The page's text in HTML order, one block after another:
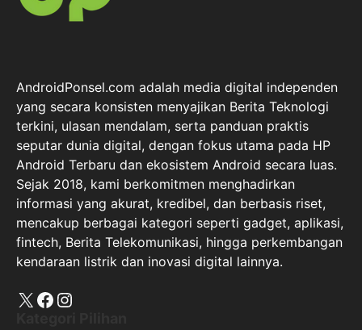
AndroidPonsel.com adalah media digital independen
yang secara konsisten menyajikan Berita Teknologi
terkini, ulasan mendalam, serta panduan praktis
seputar dunia digital, dengan fokus utama pada HP
Android Terbaru dan ekosistem Android secara luas.
Sejak 2018, kami berkomitmen menghadirkan
informasi yang akurat, kredibel, dan berbasis riset,
mencakup berbagai kategori seperti gadget, aplikasi,
fintech, Berita Telekomunikasi, hingga perkembangan
kendaraan listrik dan inovasi digital lainnya.
X Facebook
Instagram